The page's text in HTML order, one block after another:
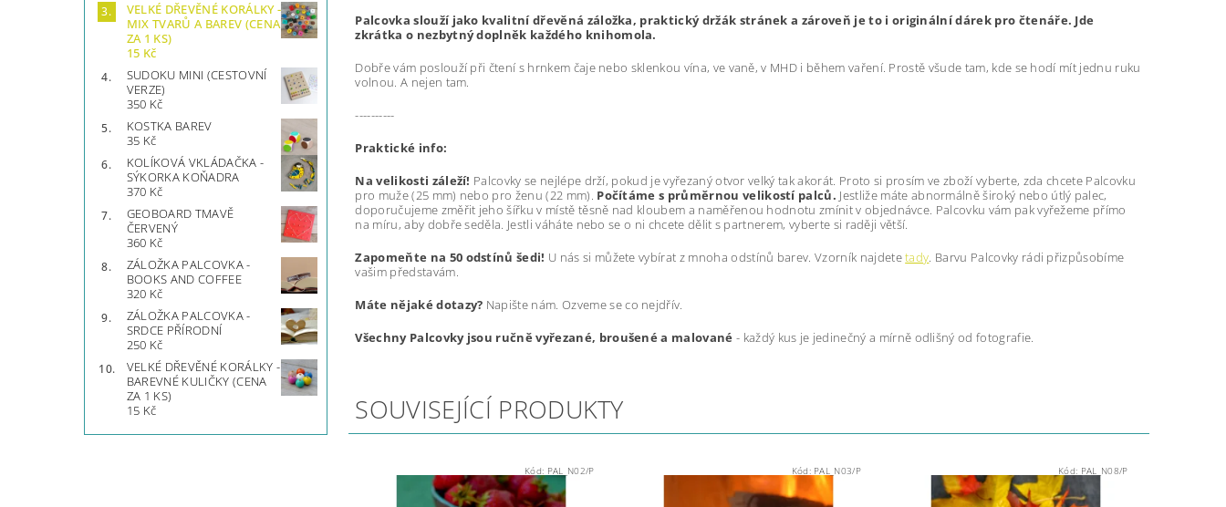
VELKÉ DŘEVĚNÉ KORÁLKY -
MIX TVARŮ A BAREV (CENA
ZA 1 KS)
15 Kč
SUDOKU MINI (CESTOVNÍ
VERZE)
350 Kč
KOSTKA BAREV
35 Kč
KOLÍKOVÁ VKLÁDAČKA -
SÝKORKA KOŇADRA
370 Kč
GEOBOARD TMAVĚ
ČERVENÝ
360 Kč
ZÁLOŽKA PALCOVKA -
BOOKS AND COFFEE
320 Kč
ZÁLOŽKA PALCOVKA -
SRDCE PŘÍRODNÍ
250 Kč
VELKÉ DŘEVĚNÉ KORÁLKY -
BAREVNÉ KULIČKY (CENA
ZA 1 KS)
15 Kč
Palcovka slouží jako kvalitní dřevěná záložka, praktický držák stránek a zároveň je to i originální dárek pro čtenáře. Jde
zkrátka o nezbytný doplněk každého knihomola.
Dobře vám poslouží při čtení s hrnkem čaje nebo sklenkou vína, ve vaně, v MHD i během vaření. Prostě všude tam, kde se hodí mít jednu ruku
volnou. A nejen tam.
----------
Praktické info:
Na velikosti záleží! Palcovky se nejlépe drží, pokud je vyřezaný otvor velký tak akorát. Proto si prosím ve zboží vyberte, zda chcete Palcovku
pro muže (25 mm) nebo pro ženu (22 mm). Počítáme s průměrnou velikostí palců. Jestliže máte abnormálně široký nebo útlý palec,
doporučujeme změřit jeho šířku v místě těsně nad kloubem a naměřenou hodnotu zmínit v objednávce. Palcovku vám pak vyřežeme přímo
na míru, aby dobře seděla. Jestli váháte nebo se o ni chcete dělit s partnerem, vyberte si raději větší.
Zapomeňte na 50 odstínů šedi! U nás si můžete vybírat z mnoha odstínů barev. Vzorník najdetetady. Barvu Palcovky rádi přizpůsobíme
vašim představám.
Máte nějaké dotazy? Napište nám. Ozveme se co nejdřív.
Všechny Palcovky jsou ručně vyřezané, broušené a malované - každý kus je jedinečný a mírně odlišný od fotografie.
SOUVISEJÍCÍ PRODUKTY
Kód: PAL_N02/P Kód: PAL_N03/P Kód: PAL_N08/P